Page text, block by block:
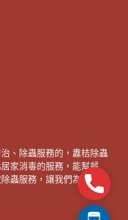
、除蟲服務的，纛桔除蟲
家消毒的服務，能幫餐
蟲服務，讓我們為你除去Phone